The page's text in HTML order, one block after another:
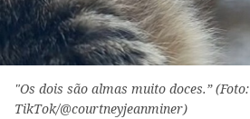
"Os dois são almas muito doces.” (Foto:
TikTok/@courtneyjeanminer)